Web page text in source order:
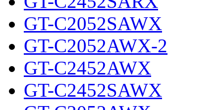
GT-C2052SAWX
GT-C2052AWX-2
GT-C2452AWX
GT-C2452SAWX